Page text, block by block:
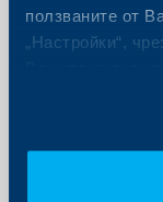
ползваните от
„Настройки“,
07.11.2016